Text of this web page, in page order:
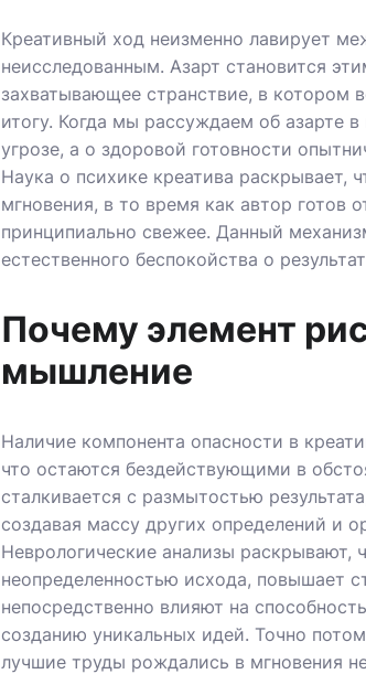
Креативный ход неизменно лавирует
неисследованным. Азарт становится
захватывающее странствие, в котором
итогу. Когда мы рассуждаем об азарте
угрозе, а о здоровой готовности
Наука о психике креатива раскрывает,
мгновения, в то время как автор готов
принципиально свежее. Данный
естественного беспокойства о
Почему элемент
мышление
Наличие компонента опасности в
что остаются бездействующими в
сталкивается с размытостью
создавая массу других определений и
Неврологические анализы
неопределенностью исхода, повышает
непосредственно влияют на
созданию уникальных идей. Точно
лучшие труды рождались в мгновения